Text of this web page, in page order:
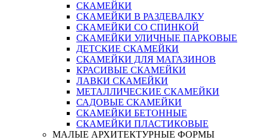
СКАМЕЙКИ
СКАМЕЙКИ В РАЗДЕВАЛКУ
СКАМЕЙКИ СО СПИНКОЙ
СКАМЕЙКИ УЛИЧНЫЕ ПАРКОВЫЕ
ДЕТСКИЕ СКАМЕЙКИ
СКАМЕЙКИ ДЛЯ МАГАЗИНОВ
КРАСИВЫЕ СКАМЕЙКИ
ЛАВКИ СКАМЕЙКИ
МЕТАЛЛИЧЕСКИЕ СКАМЕЙКИ
САДОВЫЕ СКАМЕЙКИ
СКАМЕЙКИ БЕТОННЫЕ
СКАМЕЙКИ ПЛАСТИКОВЫЕ
МАЛЫЕ АРХИТЕКТУРНЫЕ ФОРМЫ